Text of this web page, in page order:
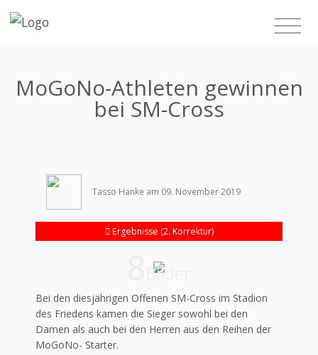
MoGoNo-Athleten gewinnen
bei SM-Cross
Tasso Hanke am 09. November 2019
Ergebnisse (2. Korrektur)
Bilder
Bei den diesjährigen Offenen SM-Cross im Stadion
des Friedens kamen die Sieger sowohl bei den
Damen als auch bei den Herren aus den Reihen der
MoGoNo- Starter.